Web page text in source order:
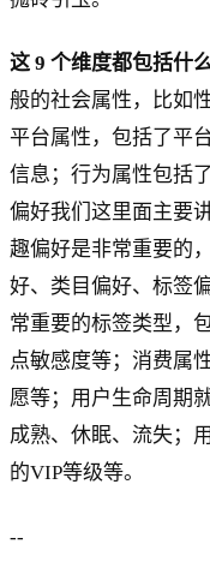
这 9 个维度都包括什么
般的社会属性，比如
平台属性，包括了平
信息；行为属性包括
偏好我们这里面主要
趣偏好是非常重要的
好、类目偏好、标签
常重要的标签类型，
点敏感度等；消费属
愿等；用户生命周期
成熟、休眠、流失；
的VIP等级等。
--